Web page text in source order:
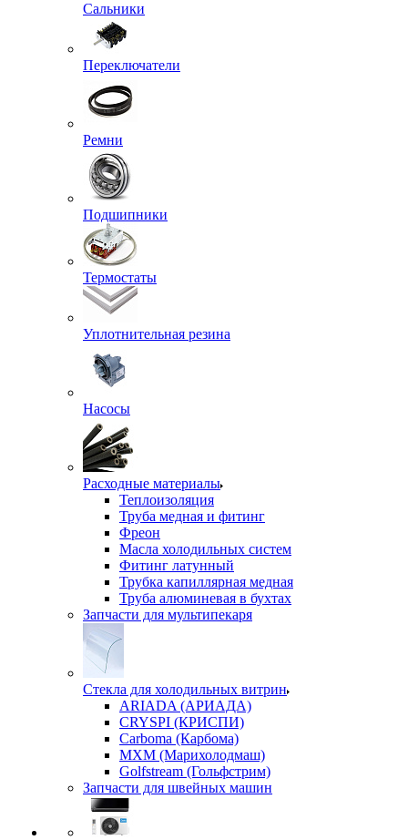
Сальники
Переключатели
Ремни
Подшипники
Термостаты
Уплотнительная резина
Насосы
Расходные материалы
Теплоизоляция
Труба медная и фитинг
Фреон
Масла холодильных систем
Фитинг латунный
Трубка капиллярная медная
Труба алюминевая в бухтах
Запчасти для мультипекаря
Стекла для холодильных витрин
ARIADA (АРИАДА)
CRYSPI (КРИСПИ)
Carboma (Карбома)
MXM (Марихолодмаш)
Golfstream (Гольфстрим)
Запчасти для швейных машин